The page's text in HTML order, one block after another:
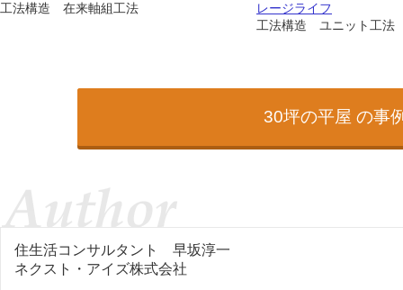
工法構造 在来軸組工法
レージライフ
工法構造 ユニット工法
30坪の平屋 の事
住生活コンサルタント 早坂淳一
ネクスト・アイズ株式会社